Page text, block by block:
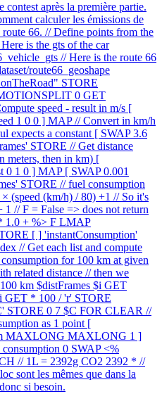
contest après la première partie.
calculer les émissions de
66. // Define points from the
is the gts of the car
// Here is the route 66
route66_geoshape
STORE
0 GET
speed - result in m/s [
1 0 0 ] MAP // Convert in km/h
expects a constant [ SWAP 3.6
STORE // Get distance
meters, then in km) [
0 1 0 ] MAP [ SWAP 0.001
STORE // fuel consumption
(speed (km/h) / 80) +1 // So it's
// F = False => does not return
1.0 + %> F LMAP
[ ] 'instantConsumption'
// Get each list and compute
for 100 km at given
related distance // then we
km $distFrames $i GET
GET * 100 / 'r' STORE
STORE 0 7 $C FOR CLEAR //
as 1 point [
MAXLONG MAXLONG 1 ]
0 SWAP <%
// 1L = 2392g CO2 2392 * //
sont les mêmes que dans la
si besoin.